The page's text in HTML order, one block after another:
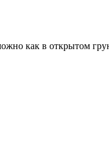
как в открытом